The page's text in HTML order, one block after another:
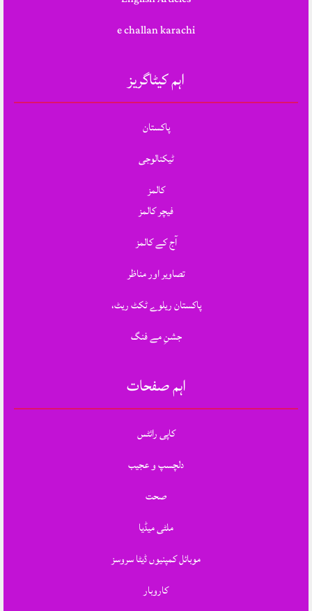
e challan karachi
اہم کیٹاگریز
پاکستان
ٹیکنالوجی
کالمز
فیچر کالمز
آج کے کالمز
تصاویر اور مناظر
پاکستان ریلوے ٹکٹ ریٹ،
جشنِ مے فنگ
اہم صفحات
کاپی رائٹس
دلچسپ و عجیب
صحت
ملٹی میڈیا
موبائل کمپنیوں ڈیٹا سروسز
کاروبار